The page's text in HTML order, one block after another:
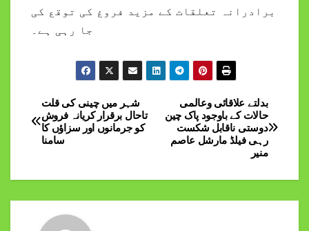
برادرانہ تعلقات کے مزید فروغ کی توقع کی
جا رہی ہے۔
Post
navigation
بدلتے علاقائی وعالمی
حالات کے باوجود پاک چین
دوستی ناقابل شکست
رہی فیلڈ مارشل عاصم
منیر
شہر میں چینی کی قلت
تاحال برقرار کریانہ فروش
کو جرمانوں اور سزاؤں کا
سامنا